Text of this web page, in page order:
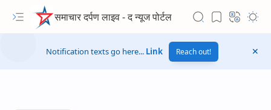
समाचार दर्पण लाइव - द न्यूज पोर्टल
Notification texts go here... Link Reach out!